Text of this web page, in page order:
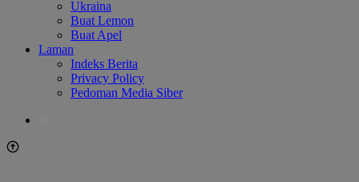
Ukraina
Buat Lemon
Buat Apel
Laman
Indeks Berita
Privacy Policy
Pedoman Media Siber